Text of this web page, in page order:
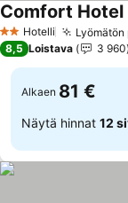
2 Tähtiluokitus
Hotelli
Comfort
8,5 Loistava 3 960
Alkaen 81 €
Näytä hinnat 12